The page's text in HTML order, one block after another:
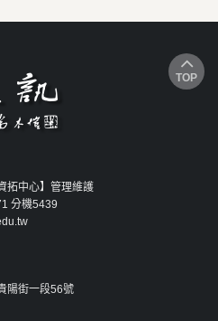
拓中心】管理維護
分機5439
陽街一段56號
TOP